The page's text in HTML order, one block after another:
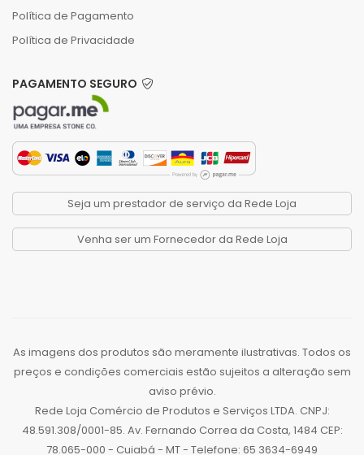
Política de Pagamento
Política de Privacidade
PAGAMENTO SEGURO
Seja um prestador de serviço da Rede Loja
Venha ser um Fornecedor da Rede Loja
As imagens dos produtos são meramente ilustrativas. Todos os
preços e condições comerciais estão sujeitos a alteração sem
aviso prévio.
Rede Loja Comércio de Produtos e Serviços LTDA. CNPJ:
48.591.308/0001-85. Av. Fernando Correa da Costa, 1484 CEP:
78.065-000 - Cuiabá - MT - Telefone: 65 3634-6949